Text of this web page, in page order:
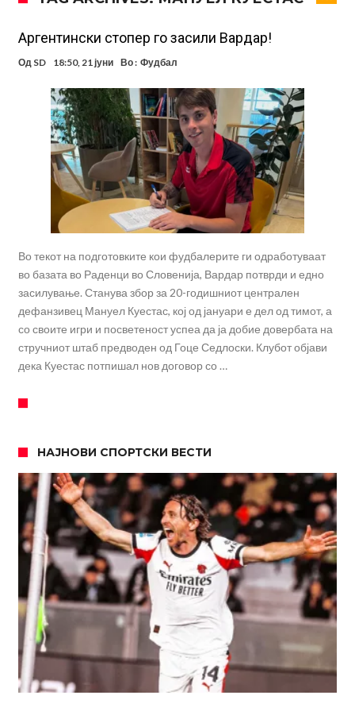
ПСЖ и Ливерпул имаат доверба дека ќе постигнат договор за
Баркола
Барселона ја испрати првата понуда до Манчестер Сити за Родри
Манчестер Сити веќе му најде замена на Родри, и тоа во голем
ривал!
Само два играчи во историјата на фудбалот го
направиле„невозможното“: Едниот е Меси, знаете ли кој е
другиот?
Атлетико Мадрид презема (не)очекуван потег!
Истината излезе на виделина: Родри како никој никогаш го понижи
Реал, подобро да не доаѓа во Мадрид!
Пресврт во трансферот на Ромеро? Интер нема доволно
средства, Атлетико ја следи ситуацијата
Аргентински стопер го засили Вардар!
Од SD 18:50, 21 јуни Во : Фудбал
Во текот на подготовките кои фудбалерите ги одработуваат
во базата во Раденци во Словенија, Вардар потврди и едно
засилување. Станува збор за 20-годишниот централен
дефанзивец Мануел Куестас, кој од јануари е дел од тимот, а
со своите игри и посветеност успеа да ја добие довербата на
стручниот штаб предводен од Гоце Седлоски. Клубот објави
дека Куестас потпишал нов договор со …
НАЈНОВИ СПОРТСКИ ВЕСТИ